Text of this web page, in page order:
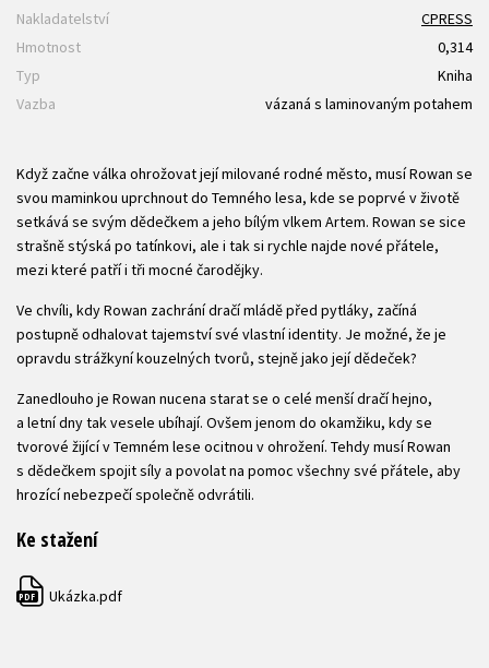
Nakladatelství
CPRESS
Hmotnost
0,314
Typ
Kniha
Vazba
vázaná s laminovaným potahem
Když začne válka ohrožovat její milované rodné město, musí Rowan se
svou maminkou uprchnout do Temného lesa, kde se poprvé v životě
setkává se svým dědečkem a jeho bílým vlkem Artem. Rowan se sice
strašně stýská po tatínkovi, ale i tak si rychle najde nové přátele,
mezi které patří i tři mocné čarodějky.
Ve chvíli, kdy Rowan zachrání dračí mládě před pytláky, začíná
postupně odhalovat tajemství své vlastní identity. Je možné, že je
opravdu strážkyní kouzelných tvorů, stejně jako její dědeček?
Zanedlouho je Rowan nucena starat se o celé menší dračí hejno,
a letní dny tak vesele ubíhají. Ovšem jenom do okamžiku, kdy se
tvorové žijící v Temném lese ocitnou v ohrožení. Tehdy musí Rowan
s dědečkem spojit síly a povolat na pomoc všechny své přátele, aby
hrozící nebezpečí společně odvrátili.
Ke stažení
PDF Ukázka.pdf